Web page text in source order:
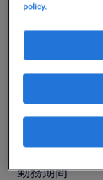
フォークリフ
勤務期間
policy.